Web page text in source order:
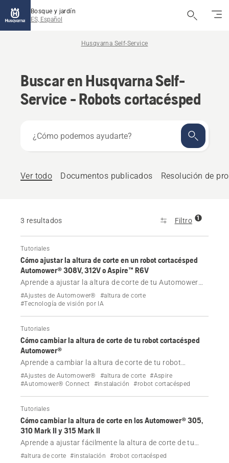
Bosque y jardín
ES, Español
Husqvarna Self-Service
Buscar en Husqvarna Self-
Service - Robots cortacésped
podemos
Ver todo Documentos publicados Resolución de
3 resultados Filtro 1
Tutoriales
Cómo ajustar la altura de corte en un robot cortacésped
Automower® 308V, 312V o Aspire™ R6V
Aprende a ajustar la altura de corte de tu Automower®
308V, 312V o Aspire™ R6V.
#Ajustes de Automower®
#altura de corte
#Tecnología de visión por IA
Tutoriales
Cómo cambiar la altura de corte de tu robot cortacésped
Automower®
Aprende a cambiar la altura de corte de tu robot
cortacésped Husqvarna Automower® con nuestra guía
paso a paso, que incluye consejos para la solución de
#Ajustes de Automower® #altura de corte #Aspire
#Automower® Connect
#instalación #robot cortacésped
Tutoriales
Cómo cambiar la altura de corte en los Automower® 305,
310 Mark II y 315 Mark II
Aprende a ajustar fácilmente la altura de corte de tu
Husqvarna Automower® 305, 310 Mark II y 315 Mark II.
#altura de corte #instalación #robot cortacésped